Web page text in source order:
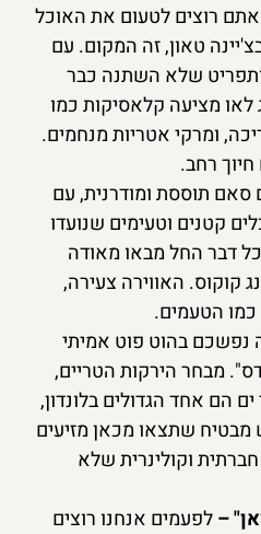
רוצים לטעום את האוכל
טאון, זה המקום. עם
ותפריט שלא השתנה כבר
לאו מציעה קלאסיקות כמו
ומרקי אטריות מנחמים.
רחב.
סאם תוססת ומודרנית, עם
קטנים וטעימים שנועדו
דבר החל מבאו מאודה
קוקוס. האווירה צעירה,
הטעמים.
בהוט פוט אמיתי
מבחר הירקות הטריים,
הם אחד הגדולים בלונדון,
מבטיח שתצאו מכאן מזיעים
וקולינרית שלא
–לפעמים אנחנו רוצים